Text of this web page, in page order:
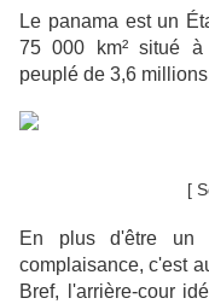
Le panama est un
75 000 km² situé à
peuplé de 3,6
[
En plus d'être un
complaisance, c'est
Bref, l'arrière-cour